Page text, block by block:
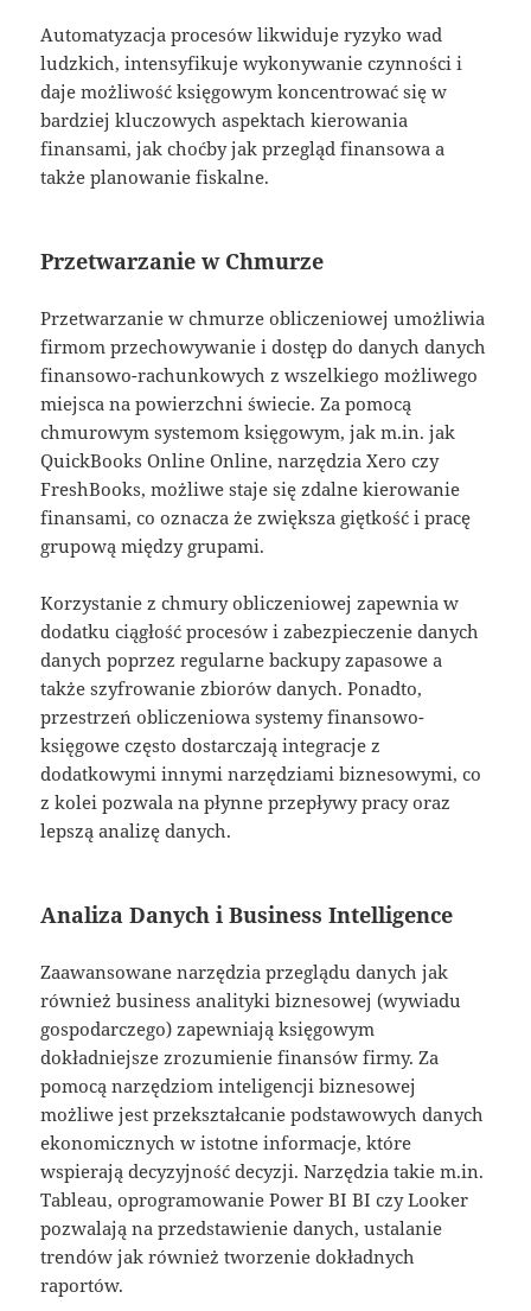
Automatyzacja procesów likwiduje ryzyko wad
ludzkich, intensyfikuje wykonywanie czynności i
daje możliwość księgowym koncentrować się w
bardziej kluczowych aspektach kierowania
finansami, jak choćby jak przegląd finansowa a
także planowanie fiskalne.
Przetwarzanie w Chmurze
Przetwarzanie w chmurze obliczeniowej umożliwia
firmom przechowywanie i dostęp do danych danych
finansowo-rachunkowych z wszelkiego możliwego
miejsca na powierzchni świecie. Za pomocą
chmurowym systemom księgowym, jak m.in. jak
QuickBooks Online Online, narzędzia Xero czy
FreshBooks, możliwe staje się zdalne kierowanie
finansami, co oznacza że zwiększa giętkość i pracę
grupową między grupami.
Korzystanie z chmury obliczeniowej zapewnia w
dodatku ciągłość procesów i zabezpieczenie danych
danych poprzez regularne backupy zapasowe a
także szyfrowanie zbiorów danych. Ponadto,
przestrzeń obliczeniowa systemy finansowo-
księgowe często dostarczają integracje z
dodatkowymi innymi narzędziami biznesowymi, co
z kolei pozwala na płynne przepływy pracy oraz
lepszą analizę danych.
Analiza Danych i Business Intelligence
Zaawansowane narzędzia przeglądu danych jak
również business analityki biznesowej (wywiadu
gospodarczego) zapewniają księgowym
dokładniejsze zrozumienie finansów firmy. Za
pomocą narzędziom inteligencji biznesowej
możliwe jest przekształcanie podstawowych danych
ekonomicznych w istotne informacje, które
wspierają decyzyjność decyzji. Narzędzia takie m.in.
Tableau, oprogramowanie Power BI BI czy Looker
pozwalają na przedstawienie danych, ustalanie
trendów jak również tworzenie dokładnych
raportów.